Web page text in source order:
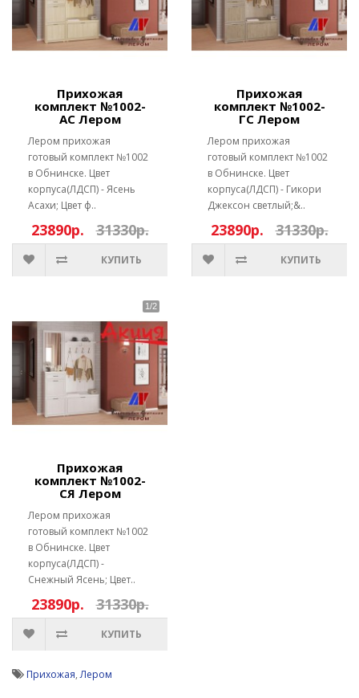
Прихожая
комплект №1002-
АС Лером
Лером прихожая
готовый комплект №1002
в Обнинске. Цвет
корпуса(ЛДСП) - Ясень
Асахи; Цвет ф..
23890р. 31330р.
КУПИТЬ
Прихожая
комплект №1002-
ГС Лером
Лером прихожая
готовый комплект №1002
в Обнинске. Цвет
корпуса(ЛДСП) - Гикори
Джексон светлый;&..
23890р. 31330р.
КУПИТЬ
Прихожая
комплект №1002-
СЯ Лером
Лером прихожая
готовый комплект №1002
в Обнинске. Цвет
корпуса(ЛДСП) -
Снежный Ясень; Цвет..
23890р. 31330р.
КУПИТЬ
Прихожая,Лером